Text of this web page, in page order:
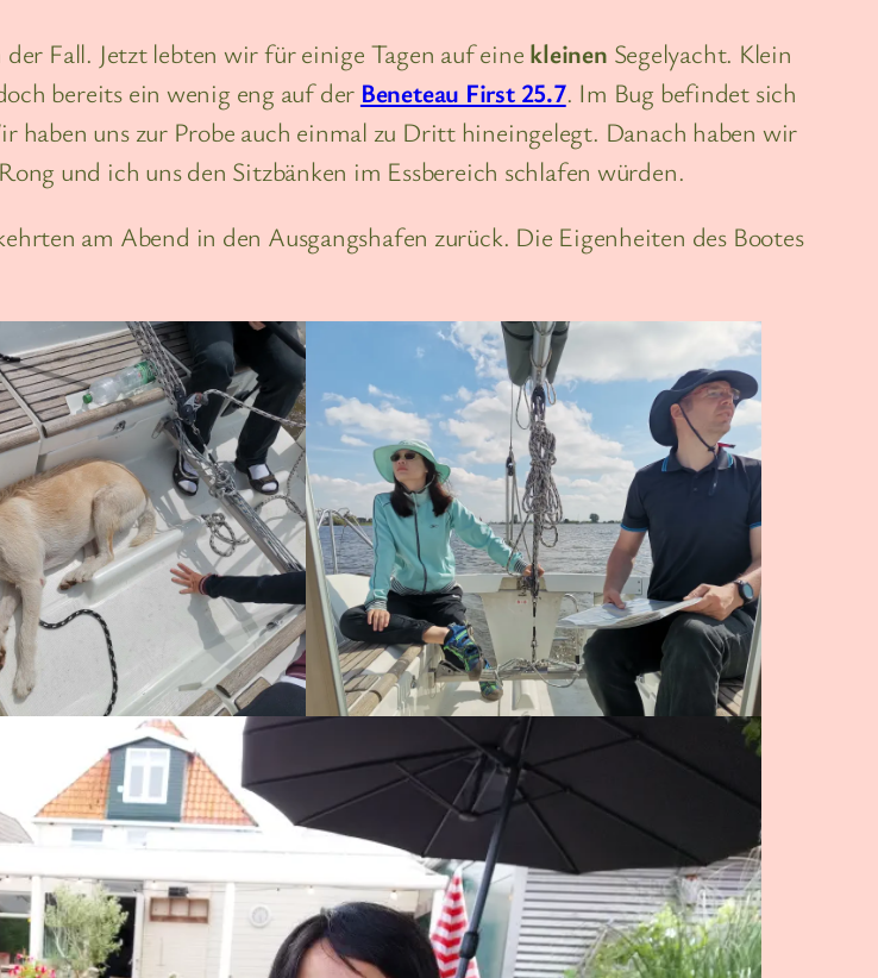
der Fall. Jetzt lebten wir für einige Tagen auf eine kleinen Segelyacht. Klein
bereits ein wenig eng auf der Beneteau First 25.7. Im Bug befindet sich
haben uns zur Probe auch einmal zu Dritt hineingelegt. Danach haben wir
und ich uns den Sitzbänken im Essbereich schlafen würden.
am Abend in den Ausgangshafen zurück. Die Eigenheiten des Bootes